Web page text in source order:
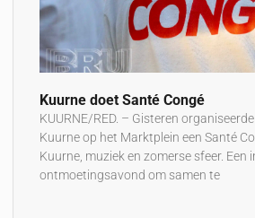
Kuurne doet Santé Congé
KUURNE/RED. – Gisteren
Kuurne op het Marktplein een Santé
Kuurne, muziek en zomerse sfeer. Een
ontmoetingsavond om samen te